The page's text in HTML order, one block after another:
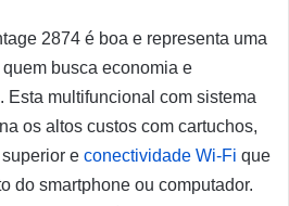
2874 é boa e representa uma
busca economia e
Esta multifuncional com sistema
os altos custos com cartuchos,
e conectividade Wi-Fi que
do smartphone ou computador.